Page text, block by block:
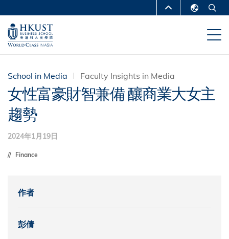
主
內
MORE ABOUT HKUST
UNIVERSITY NEWS
DEPARTMENTS A-Z
LIFE@HKUST LIBRARY
MAP & DIRECTIONS CAREERS AT HKUST
FACULTY PROFILES
School in Media Faculty Insights in Media
女性富豪財智兼備 釀商業大女主
趨勢
2024年1月19日
Finance
作者
彭倩